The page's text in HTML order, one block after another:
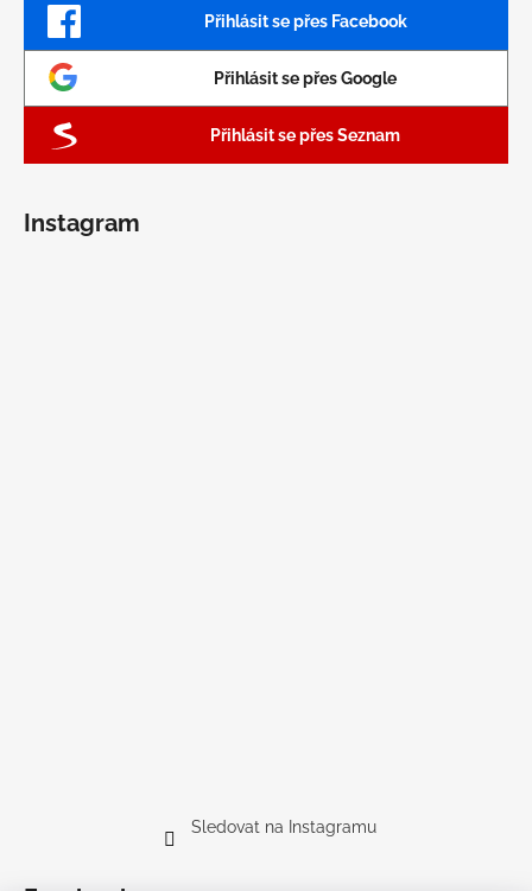
Přihlásit se přes Facebook
Přihlásit se přes Google
Přihlásit se přes Seznam
Instagram
Sledovat na Instagramu